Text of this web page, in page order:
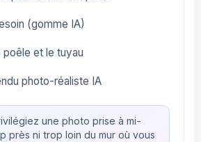
(gomme IA)
poêle et le tuyau
photo-réaliste IA
une photo prise à mi-
près ni trop loin du mur où vous